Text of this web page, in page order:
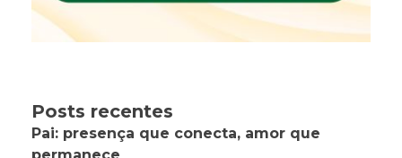
Posts recentes
Pai: presença que conecta, amor que